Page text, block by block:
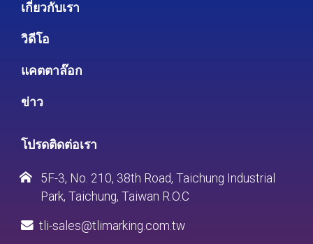
เกี่ยวกับเรา
วิดีโอ
แคตตาล๊อก
ข่าว
โปรดติดต่อเรา
5F-3, No. 210, 38th Road, Taichung Industrial
Park, Taichung, Taiwan R.O.C
tli-sales@tlimarking.com.tw